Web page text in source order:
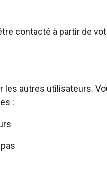
contacté à partir de
autres utilisateurs.
: